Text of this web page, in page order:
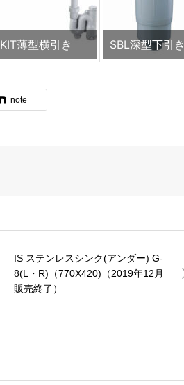
KIT薄型横引き SBL深型下引き
note
IS ステンレスシンク(アンダー) G-
8(L・R)（770X420)（2019年12月
販売終了）